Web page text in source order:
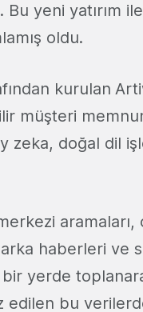
Bu yeni yatırım ile
oldu.
kurulan
müşteri
zeka, doğal dil
haberleri ve
yerde
edilen bu